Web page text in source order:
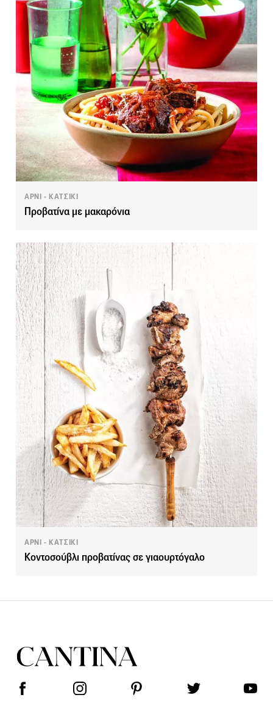
ΑΡΝΙ - ΚΑΤΣΙΚΙ
Προβατίνα με μακαρόνια
ΑΡΝΙ - ΚΑΤΣΙΚΙ
Κοντοσούβλι προβατίνας σε γιαουρτόγαλο